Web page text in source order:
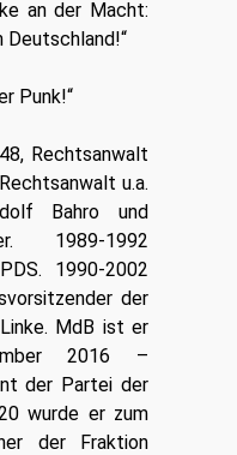
an der Macht:
Deutschland!“
Punk!“
Rechtsanwalt
u.a.
Bahro und
1989-1992
1990-2002
der
MdB ist er
2016 –
der Partei der
wurde er zum
der Fraktion